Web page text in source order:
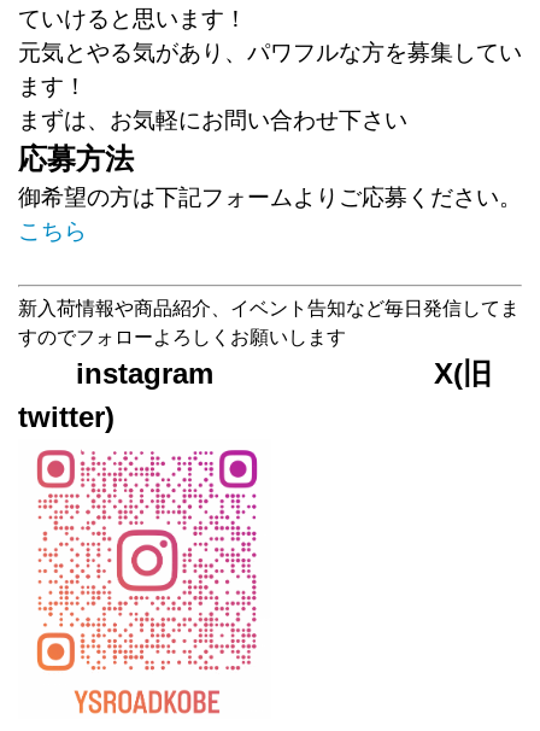
ていけると思います！
元気とやる気があり、パワフルな方を募集してい
ます！
まずは、お気軽にお問い合わせ下さい
応募方法
御希望の方は下記フォームよりご応募ください。
こちら
新入荷情報や商品紹介、イベント告知など毎日発信してま
すのでフォローよろしくお願いします
instagram X(旧
twitter)